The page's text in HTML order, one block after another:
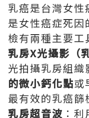
乳癌是台灣女性
是女性癌症死
檢有兩種主要工
乳房X光攝影（
光拍攝乳房組織
的微小鈣化點或
最有效的乳癌篩
乳房超音波 ：